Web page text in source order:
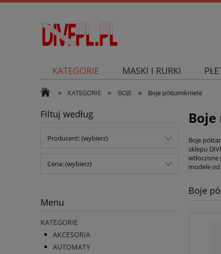
KATEGORIE MASKI I RURKI
SKUTER PODWODNY
» KATEGORIE » BOJE » Boje półzamkniete
Filtuj według
Producent: (wybierz)
Cena: (wybierz)
Menu
KATEGORIE
AKCESORIA
AUTOMATY
Boje
sklepu
modele
Boje